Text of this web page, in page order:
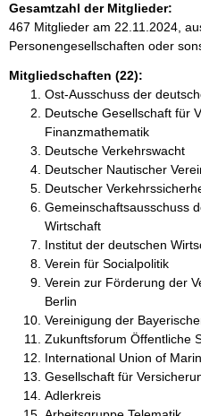
Gesamtzahl der Mitglieder:
467 Mitglieder am 22.11.2024,
Personengesellschaften oder
Mitgliedschaften (22):
Ost-Ausschuss der
Deutsche Gesellschaft für
Finanzmathematik
Deutsche Verkehrswacht
Deutscher Nautischer
Deutscher
Gemeinschaftsausschuss
Wirtschaft
Institut der deutschen
Verein für Socialpolitik
Verein zur Förderung der
Berlin
Vereinigung der
Zukunftsforum Öffentliche
International Union of
Gesellschaft für
Adlerkreis